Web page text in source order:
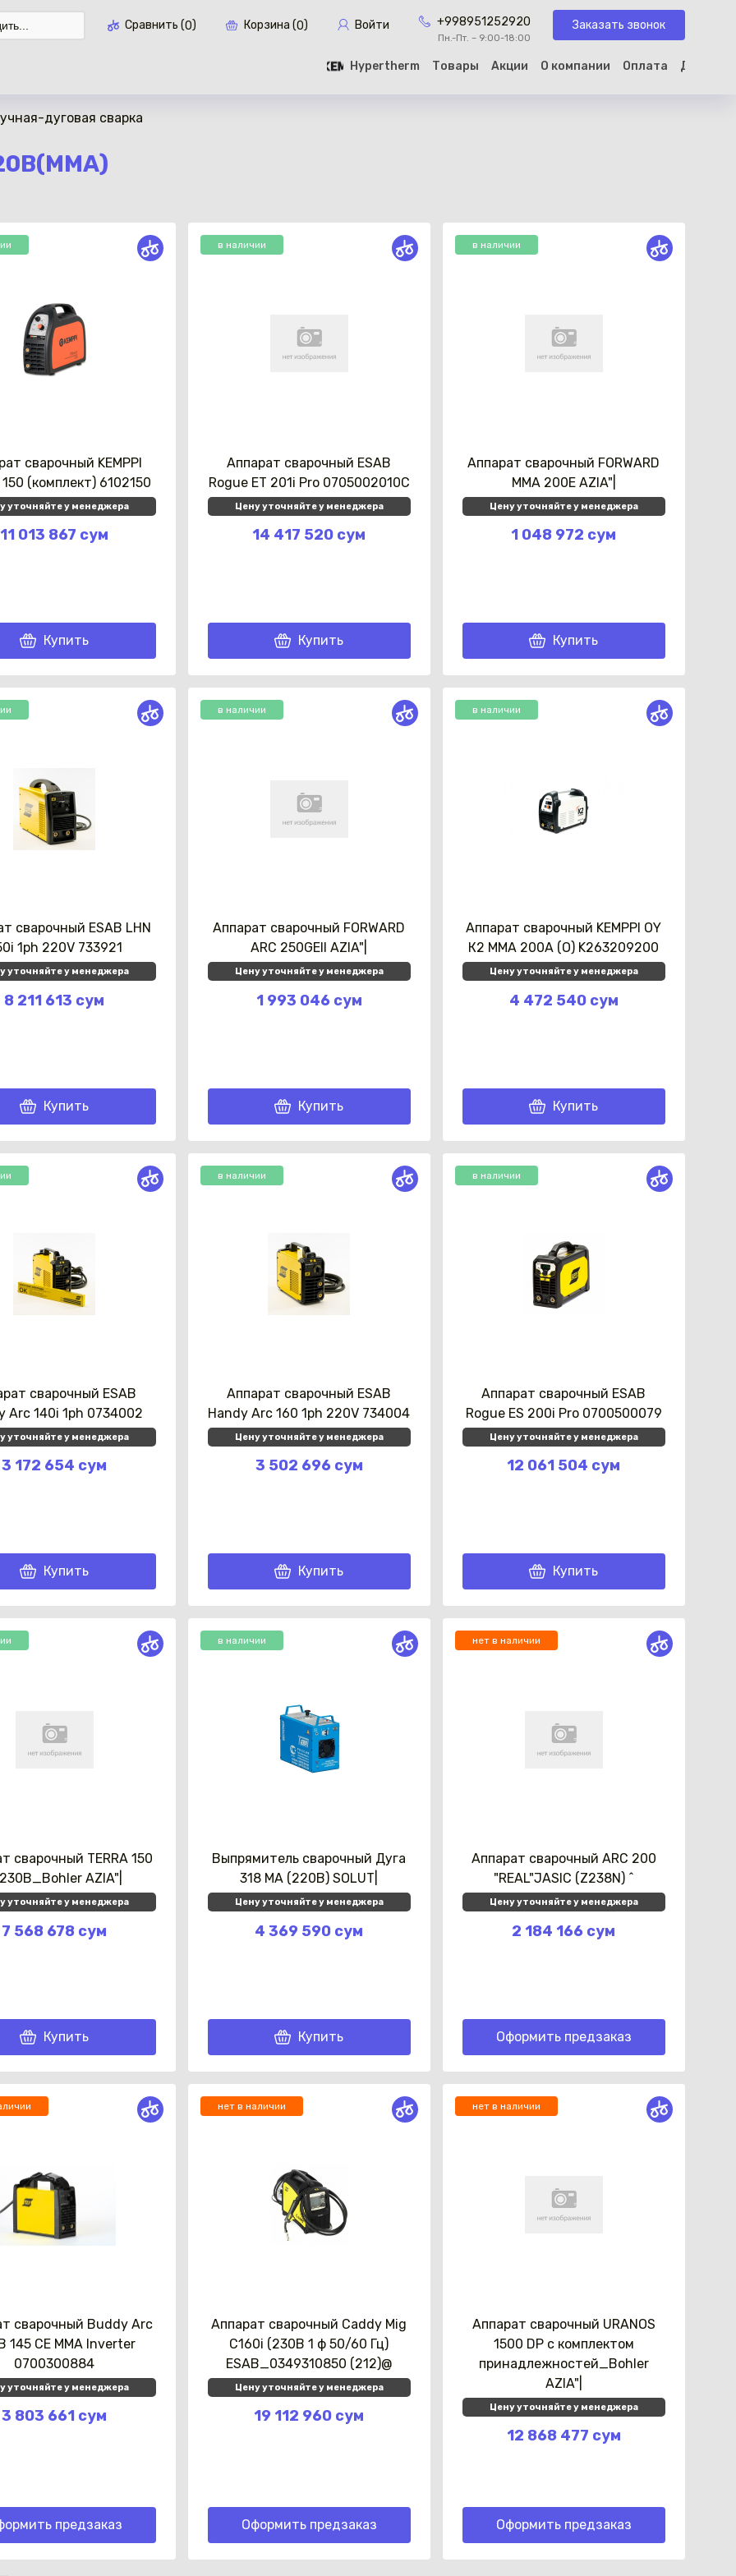
Сравнить (0) Корзина (0) Войти +998951252920
Пн.-Пт. – 9:00-18:00
Заказать звонок
Hypertherm Товары Акции О компании Оплата Доставка
Каз
дуговая сварка
сварочный KEMPPI
(комплект) 6102150
уточняйте у менеджера
11 013 867 сум
Купить
в наличии
Аппарат сварочный ESAB
Rogue ET 201i Pro 0705002010C
Цену уточняйте у менеджера
14 417 520 сум
Купить
в наличии
Аппарат сварочный FORWARD
MMA 200E AZIA"|
Цену уточняйте у менеджера
1 048 972 сум
Купить
сварочный ESAB LHN
1ph 220V 733921
уточняйте у менеджера
8 211 613 сум
Купить
в наличии
Аппарат сварочный FORWARD
ARC 250GEII AZIA"|
Цену уточняйте у менеджера
1 993 046 сум
Купить
в наличии
Аппарат сварочный KEMPPI OY
К2 МMA 200A (O) K263209200
Цену уточняйте у менеджера
4 472 540 сум
Купить
сварочный ESAB
Arc 140i 1ph 0734002
уточняйте у менеджера
3 172 654 сум
Купить
в наличии
Аппарат сварочный ESAB
Handy Arc 160 1ph 220V 734004
Цену уточняйте у менеджера
3 502 696 сум
Купить
в наличии
Аппарат сварочный ESAB
Rogue ES 200i Pro 0700500079
Цену уточняйте у менеджера
12 061 504 сум
Купить
сварочный TERRA 150
AZIA"|
уточняйте у менеджера
7 568 678 сум
Купить
в наличии
Выпрямитель сварочный Дуга
318 МА (220В) SOLUT|
Цену уточняйте у менеджера
4 369 590 сум
Купить
нет в наличии
Аппарат сварочный ARC 200
"REAL"JASIC (Z238N) ^
Цену уточняйте у менеджера
2 184 166 сум
Оформить предзаказ
сварочный Buddy Arc
145 CE MMA Inverter
0700300884
уточняйте у менеджера
3 803 661 сум
предзаказ
нет в наличии
Аппарат сварочный Caddy Mig
C160i (230В 1 ф 50/60 Гц)
ESAB_0349310850 (212)@
Цену уточняйте у менеджера
19 112 960 сум
Оформить предзаказ
нет в наличии
Аппарат сварочный URANOS
1500 DP с комплектом
принадлежностей_Bohler
AZIA"|
Цену уточняйте у менеджера
12 868 477 сум
Оформить предзаказ